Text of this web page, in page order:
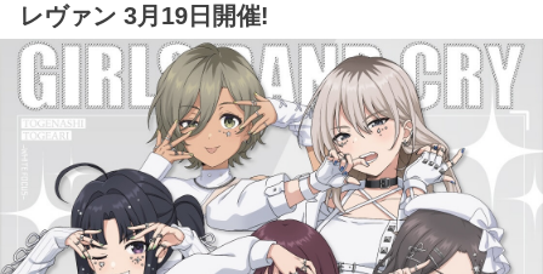
レヴァン 3月19日開催!